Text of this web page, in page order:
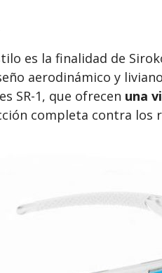
es la finalidad de
aerodinámico y
SR-1, que ofrecen una
completa contra los